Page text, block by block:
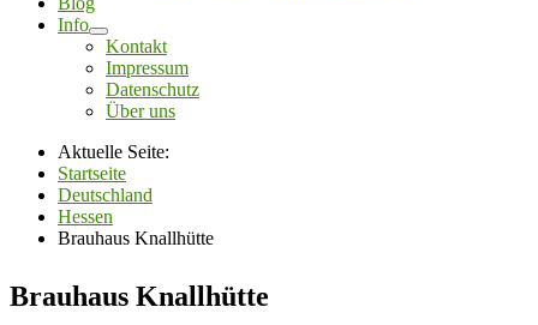
Info
Kontakt
Impressum
Datenschutz
Über uns
Aktuelle Seite:
Startseite
Deutschland
Hessen
Brauhaus Knallhütte
Brauhaus Knallhütte